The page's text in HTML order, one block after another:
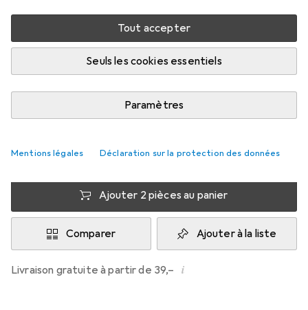
Tout accepter
Seuls les cookies essentiels
Paramètres
Mentions légales Déclaration sur la protection des données
Livré entre mer, 19/8 et ven, 21/8
Plus de 10 pièces en stock chez le fournisseur
M'informer si le produit est disponible plus tôt
1 pièce
2 pièces
10%
3 pièces
− 15 %
4 pièces
−20%
Ajouter 2 pièces au panier
Comparer Ajouter à la liste
Livraison gratuite à partir de 39,– i